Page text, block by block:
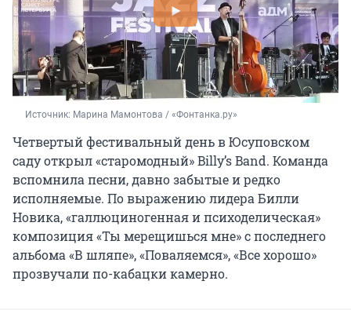
Источник: Марина Мамонтова / «Фонтанка.ру»
Четвертый фестивальный день в Юсуповском
саду открыл «старомодный» Billy’s Band. Команда
вспомнила песни, давно забытые и редко
исполняемые. По выражению лидера Билли
Новика, «галлюциногенная и психоделическая»
композиция «Ты мерещишься мне» с последнего
альбома «В шляпе», «Поваляемся», «Все хорошо»
прозвучали по-кабацки камерно.